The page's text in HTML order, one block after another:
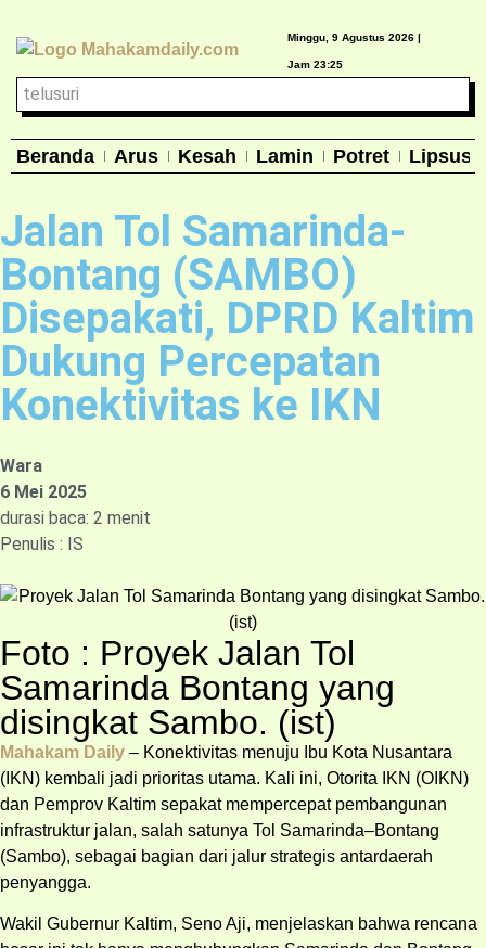
Minggu, 9 Agustus 2026 |
Jam 23:25
Beranda Arus Kesah Lamin Potret Lipsus
Jalan Tol Samarinda-
Bontang (SAMBO)
Disepakati, DPRD Kaltim
Dukung Percepatan
Konektivitas ke IKN
Wara
6 Mei 2025
durasi baca: 2 menit
Penulis : IS
Foto : Proyek Jalan Tol
Samarinda Bontang yang
disingkat Sambo. (ist)
Mahakam Daily – Konektivitas menuju Ibu Kota Nusantara
(IKN) kembali jadi prioritas utama. Kali ini, Otorita IKN (OIKN)
dan Pemprov Kaltim sepakat mempercepat pembangunan
infrastruktur jalan, salah satunya Tol Samarinda–Bontang
(Sambo), sebagai bagian dari jalur strategis antardaerah
penyangga.
Wakil Gubernur Kaltim, Seno Aji, menjelaskan bahwa rencana